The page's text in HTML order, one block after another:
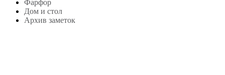
Фарфор
Дом и стол
Архив заметок